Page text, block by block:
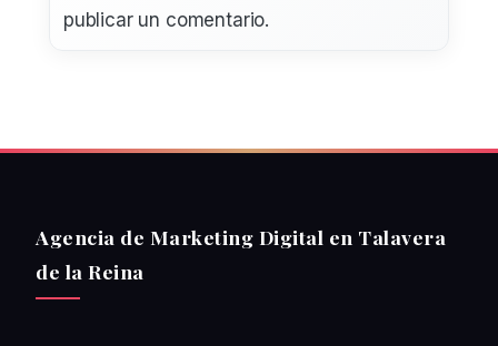
publicar un comentario.
Agencia de Marketing Digital en Talavera
de la Reina